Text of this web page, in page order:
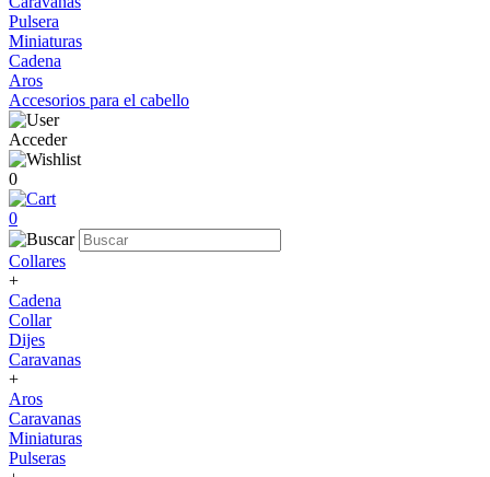
Pulsera
Miniaturas
Cadena
Aros
Accesorios para el cabello
Acceder
0
0
Collares
+
Cadena
Collar
Dijes
Caravanas
+
Aros
Caravanas
Miniaturas
Pulseras